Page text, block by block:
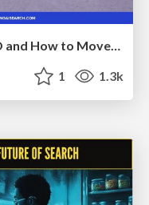
AI Search: Implications for SEO and How to Move Forward - #ShenzhenSEOConference
1 1.3k